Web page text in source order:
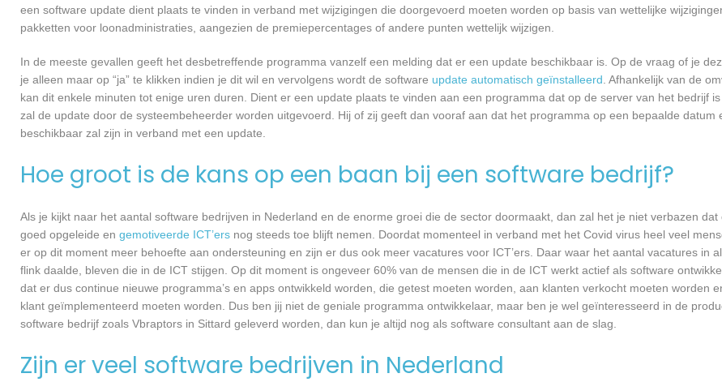
een software update dient plaats te vinden in verband met wijzigingen die doorgevoerd moeten worden op basis van wettelijke
pakketten voor loonadministraties, aangezien de premiepercentages of andere punten wettelijk wijzigen.
In de meeste gevallen geeft het desbetreffende programma vanzelf een melding dat er een update beschikbaar is. Op de vraag of je
je alleen maar op “ja” te klikken indien je dit wil en vervolgens wordt de software update automatisch geïnstalleerd. Afhankelijk van de
kan dit enkele minuten tot enige uren duren. Dient er een update plaats te vinden aan een programma dat op de server van het bedrijf
zal de update door de systeembeheerder worden uitgevoerd. Hij of zij geeft dan vooraf aan dat het programma op een bepaalde datum
beschikbaar zal zijn in verband met een update.
Hoe groot is de kans op een baan bij een software bedrijf?
Als je kijkt naar het aantal software bedrijven in Nederland en de enorme groei die de sector doormaakt, dan zal het je niet verbazen
goed opgeleide en gemotiveerde ICT’ers nog steeds toe blijft nemen. Doordat momenteel in verband met het Covid virus heel veel
er op dit moment meer behoefte aan ondersteuning en zijn er dus ook meer vacatures voor ICT’ers. Daar waar het aantal vacatures in
flink daalde, bleven die in de ICT stijgen. Op dit moment is ongeveer 60% van de mensen die in de ICT werkt actief als software
dat er dus continue nieuwe programma’s en apps ontwikkeld worden, die getest moeten worden, aan klanten verkocht moeten worden
klant geïmplementeerd moeten worden. Dus ben jij niet de geniale programma ontwikkelaar, maar ben je wel geïnteresseerd in de
software bedrijf zoals Vbraptors in Sittard geleverd worden, dan kun je altijd nog als software consultant aan de slag.
Zijn er veel software bedrijven in Nederland